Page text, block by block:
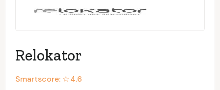
Relokator
Smartscore: ☆4.6